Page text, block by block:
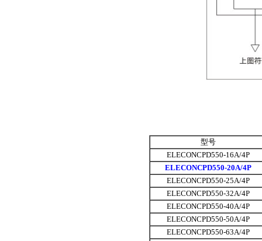
型号
ELECONCPD550-16A/4P
ELECONCPD550-20A/4P
ELECONCPD550-25A/4P
ELECONCPD550-32A/4P
ELECONCPD550-40A/4P
ELECONCPD550-50A/4P
ELECONCPD550-63A/4P